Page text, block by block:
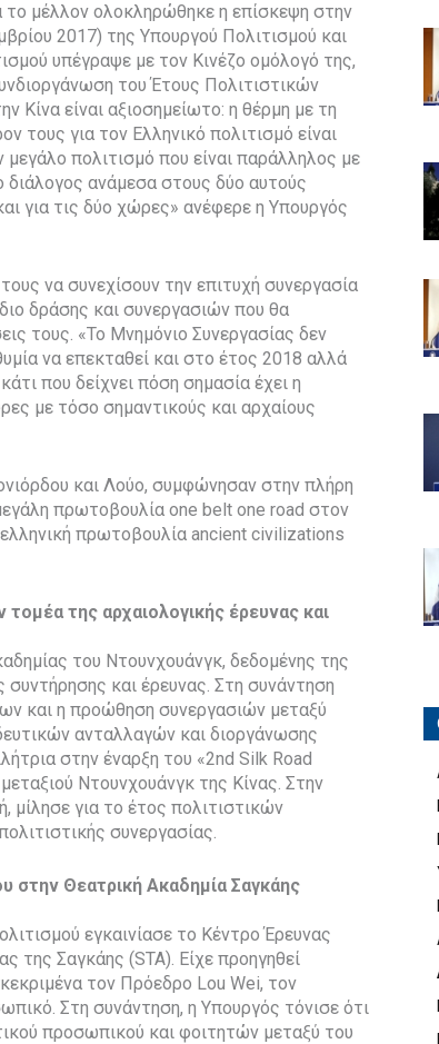
το μέλλον ολοκληρώθηκε η επίσκεψη στην
2017) της Υπουργού Πολιτισμού και
υπέγραψε με τον Κινέζο ομόλογό της,
του Έτους Πολιτιστικών
Κίνα είναι αξιοσημείωτο: η θέρμη με τη
τους για τον Ελληνικό πολιτισμό είναι
πολιτισμό που είναι παράλληλος με
διάλογος ανάμεσα στους δύο αυτούς
για τις δύο χώρες» ανέφερε η Υπουργός
να συνεχίσουν την επιτυχή συνεργασία
δράσης και συνεργασιών που θα
τους. «Το Μνημόνιο Συνεργασίας δεν
να επεκταθεί και στο έτος 2018 αλλά
που δείχνει πόση σημασία έχει η
με τόσο σημαντικούς και αρχαίους
και Λούο, συμφώνησαν στην πλήρη
πρωτοβουλία one belt one road στον
ελληνική πρωτοβουλία ancient civilizations
της αρχαιολογικής έρευνας και
του Ντουνχουάνγκ, δεδομένης της
συντήρησης και έρευνας. Στη συνάντηση
και η προώθηση συνεργασιών μεταξύ
ανταλλαγών και διοργάνωσης
στην έναρξη του «2nd Silk Road
Ντουνχουάνγκ της Κίνας. Στην
μίλησε για το έτος πολιτιστικών
συνεργασίας.
στην Θεατρική Ακαδημία Σαγκάης
εγκαινίασε το Κέντρο Έρευνας
της Σαγκάης (STA). Είχε προηγηθεί
τον Πρόεδρο Lou Wei, τον
Στη συνάντηση, η Υπουργός τόνισε ότι
προσωπικού και φοιτητών μεταξύ του